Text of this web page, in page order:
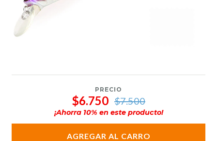
PRECIO
$6.750 $7.500
¡Ahorra 10% en este producto!
AGREGAR AL CARRO